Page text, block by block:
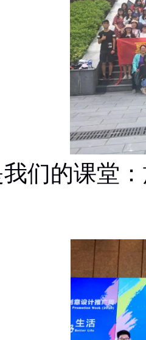
们的课堂